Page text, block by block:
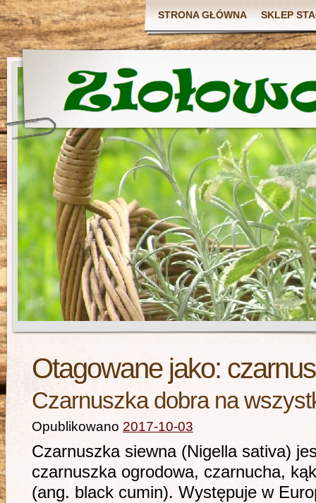
STRONA GŁÓWNA SKLEP
Otagowane jako:
Czarnuszka dobra na
Opublikowano 2017-10-03
Czarnuszka siewna (Nigella sativa)
czarnuszka ogrodowa, czarnucha,
(ang. black cumin). Występuje w